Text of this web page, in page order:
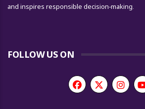
and inspires responsible decision-making.
FOLLOW US ON